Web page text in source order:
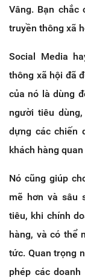
Vâng. Bạn chắc
truyền thông xã
Social Media
thông xã hội đã
của nó là dùng
người tiêu
dựng các chiến
khách hàng
Nó cũng giúp
mẽ hơn và sâu
tiêu, khi chính
hàng, và có thể
tức. Quan trọng
phép các